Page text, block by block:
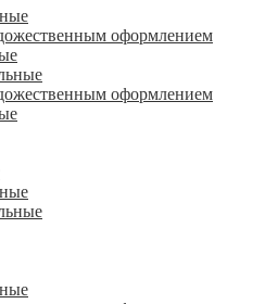
оформлением
оформлением